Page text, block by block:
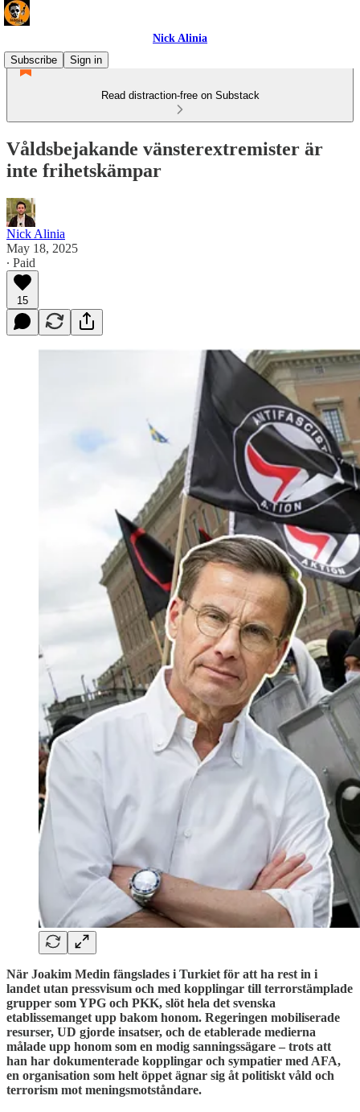
Nick Alinia
Subscribe
Sign in
Read distraction-free on Substack
Våldsbejakande vänsterextremister är
inte frihetskämpar
Nick Alinia
May 18, 2025
∙ Paid
15
När Joakim Medin fängslades i Turkiet för att ha rest in i
landet utan pressvisum och med kopplingar till terrorstämplade
grupper som YPG och PKK, slöt hela det svenska
etablissemanget upp bakom honom. Regeringen mobiliserade
resurser, UD gjorde insatser, och de etablerade medierna
målade upp honom som en modig sanningssägare – trots att
han har dokumenterade kopplingar och sympatier med AFA,
en organisation som helt öppet ägnar sig åt politiskt våld och
terrorism mot meningsmotståndare.